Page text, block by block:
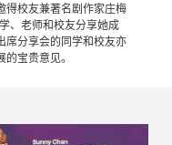
得校友兼著名剧作家庄梅
、老师和校友分享她成
席分享会的同学和校友亦
宝贵意见。